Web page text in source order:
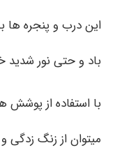
این درب و پنجره ها
باد و حتی نور شدید
با استفاده از
میتوان از زنگ زدگی